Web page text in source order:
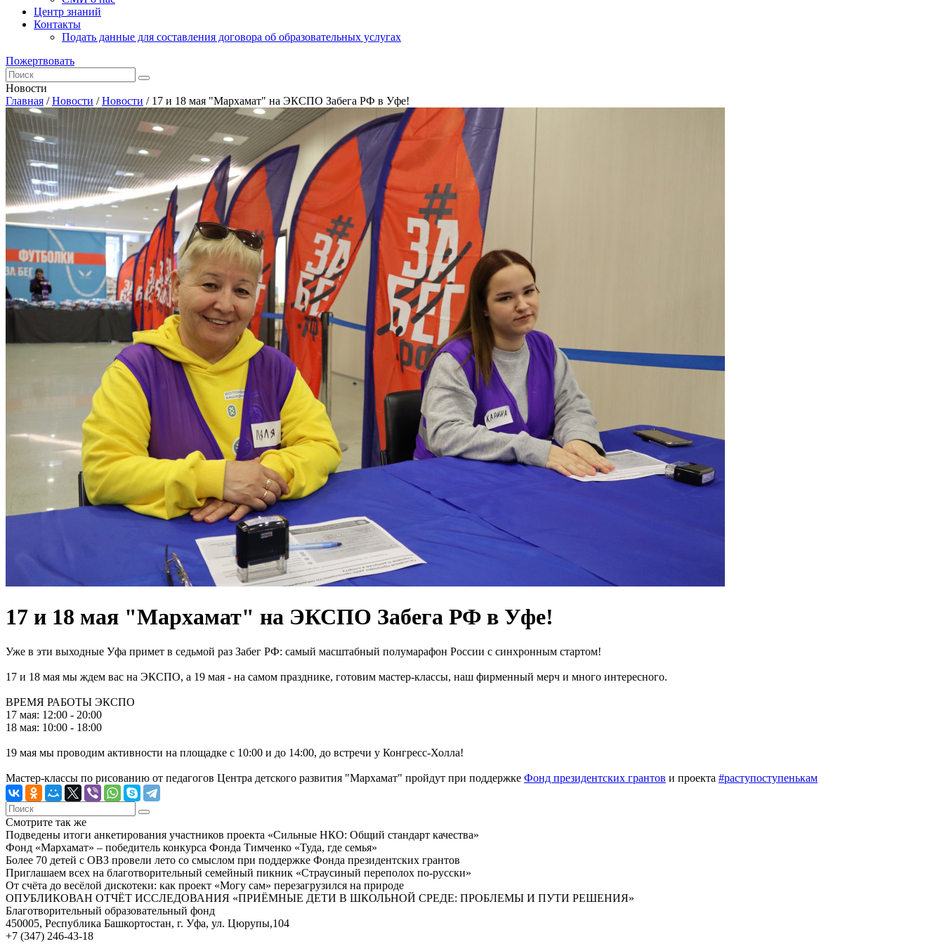
Центр знаний
Контакты
Подать данные для составления договора об образовательных услугах
Пожертвовать
Новости
Главная / Новости / Новости / 17 и 18 мая "Мархамат" на ЭКСПО Забега РФ в Уфе!
17 и 18 мая "Мархамат" на ЭКСПО Забега РФ в Уфе!
Уже в эти выходные Уфа примет в седьмой раз Забег РФ: самый масштабный полумарафон России с синхронным стартом!
17 и 18 мая мы ждем вас на ЭКСПО, а 19 мая - на самом празднике, готовим мастер-классы, наш фирменный мерч и много интересного.
ВРЕМЯ РАБОТЫ ЭКСПО
17 мая: 12:00 - 20:00
18 мая: 10:00 - 18:00
19 мая мы проводим активности на площадке с 10:00 и до 14:00, до встречи у Конгресс-Холла!
Мастер-классы по рисованию от педагогов Центра детского развития "Мархамат" пройдут при поддержке Фонд президентских грантов и проекта #раступоступенькам
Смотрите так же
Подведены итоги анкетирования участников проекта «Сильные НКО: Общий стандарт качества»
Фонд «Мархамат» – победитель конкурса Фонда Тимченко «Туда, где семья»
Более 70 детей с ОВЗ провели лето со смыслом при поддержке Фонда президентских грантов
Приглашаем всех на благотворительный семейный пикник «Страусиный переполох по-русски»
От счёта до весёлой дискотеки: как проект «Могу сам» перезагрузился на природе
ОПУБЛИКОВАН ОТЧЁТ ИССЛЕДОВАНИЯ «ПРИЁМНЫЕ ДЕТИ В ШКОЛЬНОЙ СРЕДЕ: ПРОБЛЕМЫ И ПУТИ РЕШЕНИЯ»
Благотворительный образовательный фонд
450005, Республика Башкортостан, г. Уфа, ул. Цюрупы,104
+7 (347) 246-43-18